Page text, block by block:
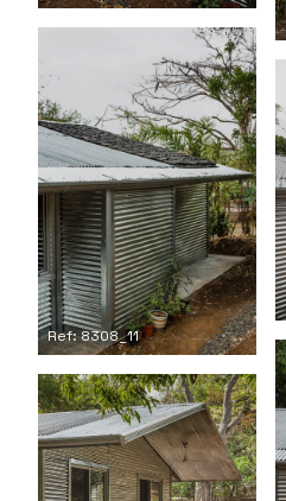
Ref: 8308_11